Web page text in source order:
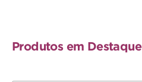
Produtos em Destaque